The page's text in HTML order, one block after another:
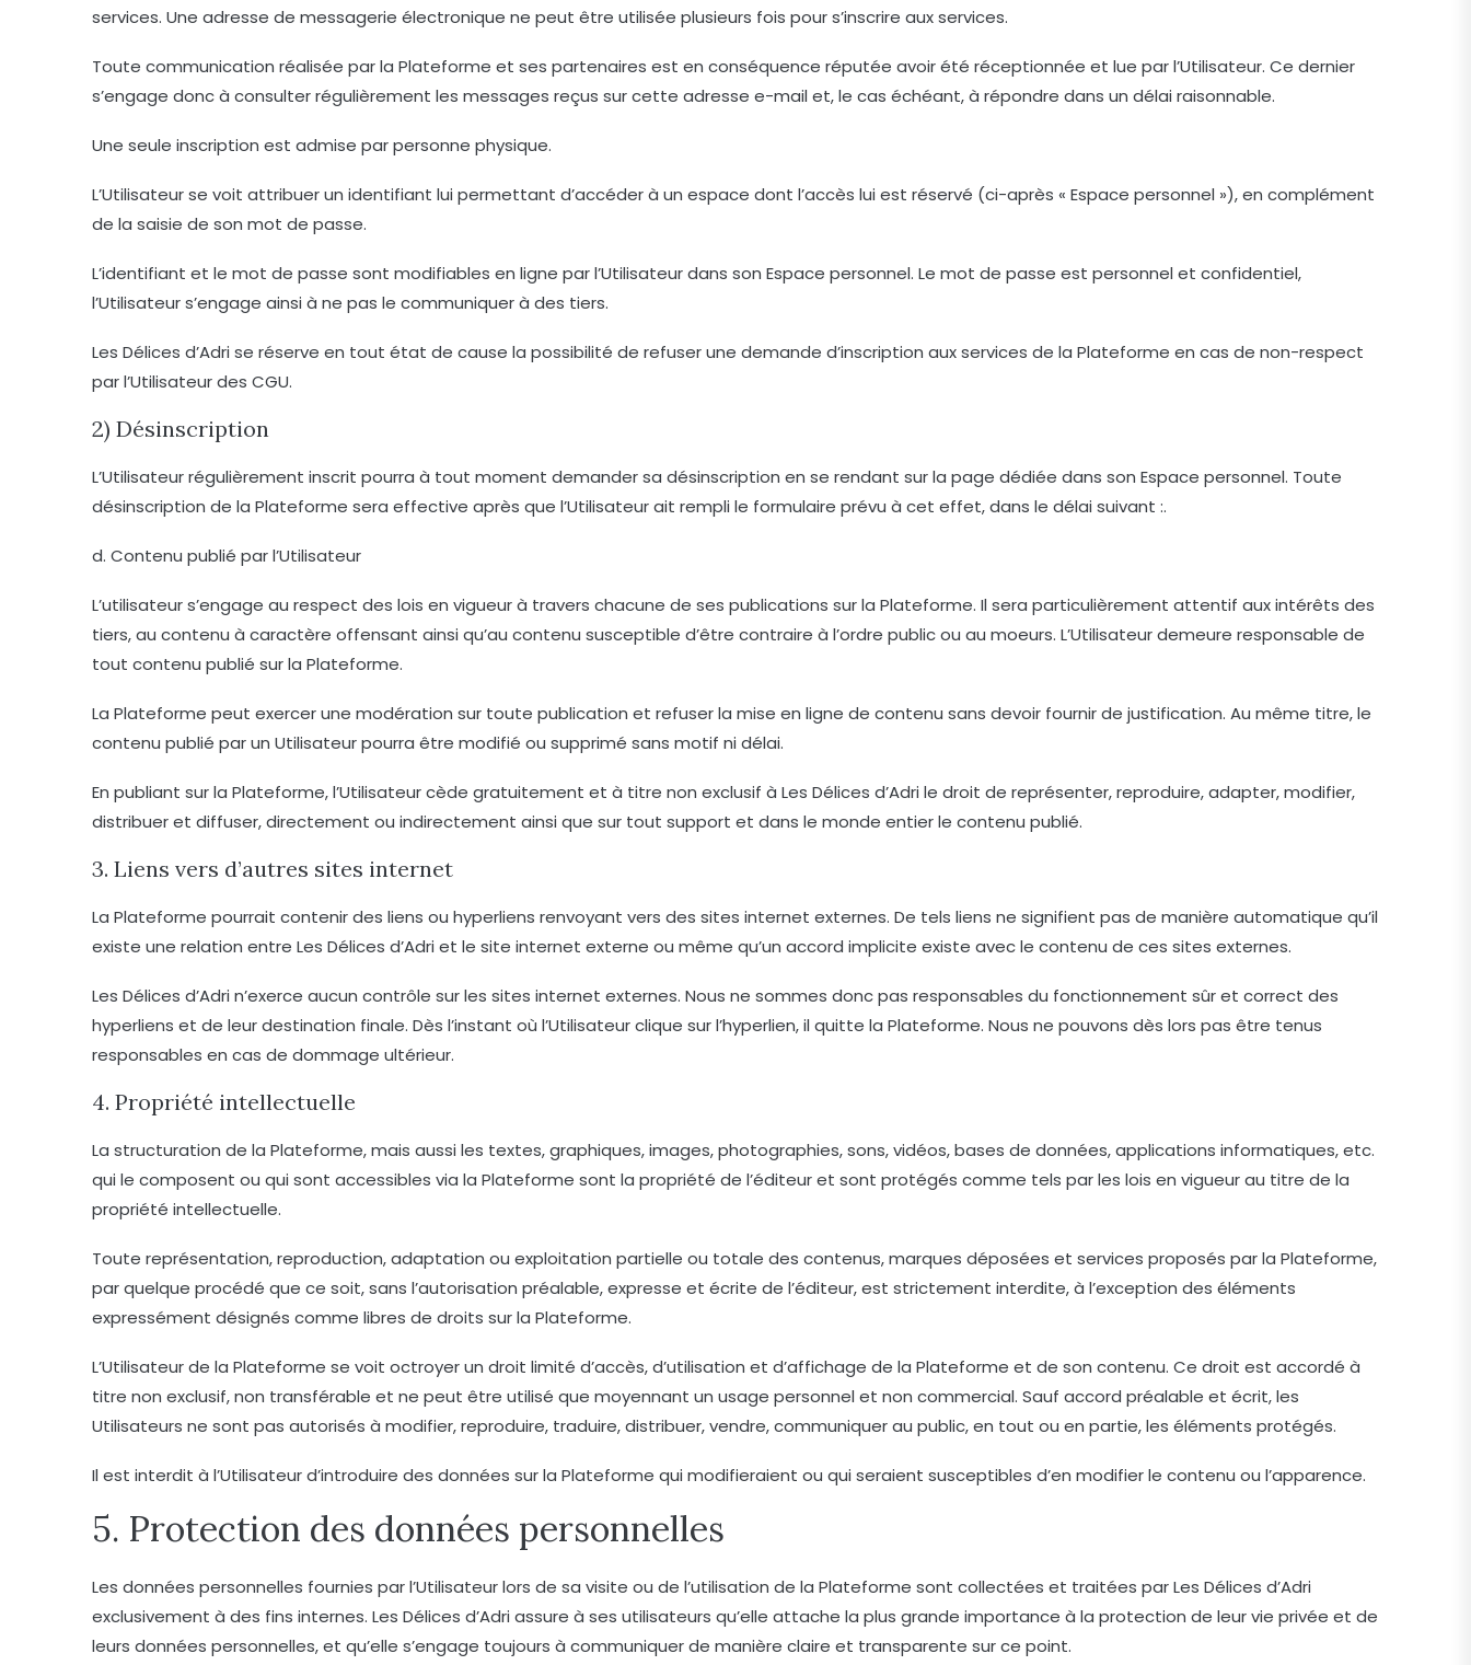
services. Une adresse de messagerie électronique ne peut être utilisée plusieurs fois pour s’inscrire aux services.
Toute communication réalisée par la Plateforme et ses partenaires est en conséquence réputée avoir été réceptionnée et lue par l’Utilisateur. Ce dernier
s’engage donc à consulter régulièrement les messages reçus sur cette adresse e-mail et, le cas échéant, à répondre dans un délai raisonnable.
Une seule inscription est admise par personne physique.
L’Utilisateur se voit attribuer un identifiant lui permettant d’accéder à un espace dont l’accès lui est réservé (ci-après « Espace personnel »), en complément
de la saisie de son mot de passe.
L’identifiant et le mot de passe sont modifiables en ligne par l’Utilisateur dans son Espace personnel. Le mot de passe est personnel et confidentiel,
l’Utilisateur s’engage ainsi à ne pas le communiquer à des tiers.
Les Délices d’Adri se réserve en tout état de cause la possibilité de refuser une demande d’inscription aux services de la Plateforme en cas de non-respect
par l’Utilisateur des CGU.
2) Désinscription
L’Utilisateur régulièrement inscrit pourra à tout moment demander sa désinscription en se rendant sur la page dédiée dans son Espace personnel. Toute
désinscription de la Plateforme sera effective après que l’Utilisateur ait rempli le formulaire prévu à cet effet, dans le délai suivant :.
d. Contenu publié par l’Utilisateur
L’utilisateur s’engage au respect des lois en vigueur à travers chacune de ses publications sur la Plateforme. Il sera particulièrement attentif aux intérêts des
tiers, au contenu à caractère offensant ainsi qu’au contenu susceptible d’être contraire à l’ordre public ou au moeurs. L’Utilisateur demeure responsable de
tout contenu publié sur la Plateforme.
La Plateforme peut exercer une modération sur toute publication et refuser la mise en ligne de contenu sans devoir fournir de justification. Au même titre, le
contenu publié par un Utilisateur pourra être modifié ou supprimé sans motif ni délai.
En publiant sur la Plateforme, l’Utilisateur cède gratuitement et à titre non exclusif à Les Délices d’Adri le droit de représenter, reproduire, adapter, modifier,
distribuer et diffuser, directement ou indirectement ainsi que sur tout support et dans le monde entier le contenu publié.
3. Liens vers d’autres sites internet
La Plateforme pourrait contenir des liens ou hyperliens renvoyant vers des sites internet externes. De tels liens ne signifient pas de manière automatique qu’il
existe une relation entre Les Délices d’Adri et le site internet externe ou même qu’un accord implicite existe avec le contenu de ces sites externes.
Les Délices d’Adri n’exerce aucun contrôle sur les sites internet externes. Nous ne sommes donc pas responsables du fonctionnement sûr et correct des
hyperliens et de leur destination finale. Dès l’instant où l’Utilisateur clique sur l’hyperlien, il quitte la Plateforme. Nous ne pouvons dès lors pas être tenus
responsables en cas de dommage ultérieur.
4. Propriété intellectuelle
La structuration de la Plateforme, mais aussi les textes, graphiques, images, photographies, sons, vidéos, bases de données, applications informatiques, etc.
qui le composent ou qui sont accessibles via la Plateforme sont la propriété de l’éditeur et sont protégés comme tels par les lois en vigueur au titre de la
propriété intellectuelle.
Toute représentation, reproduction, adaptation ou exploitation partielle ou totale des contenus, marques déposées et services proposés par la Plateforme,
par quelque procédé que ce soit, sans l’autorisation préalable, expresse et écrite de l’éditeur, est strictement interdite, à l’exception des éléments
expressément désignés comme libres de droits sur la Plateforme.
L’Utilisateur de la Plateforme se voit octroyer un droit limité d’accès, d’utilisation et d’affichage de la Plateforme et de son contenu. Ce droit est accordé à
titre non exclusif, non transférable et ne peut être utilisé que moyennant un usage personnel et non commercial. Sauf accord préalable et écrit, les
Utilisateurs ne sont pas autorisés à modifier, reproduire, traduire, distribuer, vendre, communiquer au public, en tout ou en partie, les éléments protégés.
Il est interdit à l’Utilisateur d’introduire des données sur la Plateforme qui modifieraient ou qui seraient susceptibles d’en modifier le contenu ou l’apparence.
5. Protection des données personnelles
Les données personnelles fournies par l’Utilisateur lors de sa visite ou de l’utilisation de la Plateforme sont collectées et traitées par Les Délices d’Adri
exclusivement à des fins internes. Les Délices d’Adri assure à ses utilisateurs qu’elle attache la plus grande importance à la protection de leur vie privée et de
leurs données personnelles, et qu’elle s’engage toujours à communiquer de manière claire et transparente sur ce point.